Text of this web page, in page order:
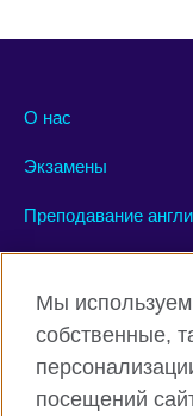
О нас
Экзамены
Преподавание
Facebook
Instagram
Мы
собственные,
посещений